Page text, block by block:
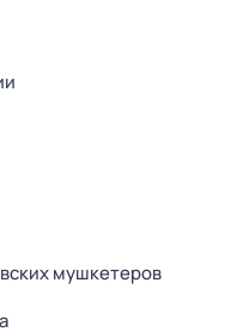
мушкетеров